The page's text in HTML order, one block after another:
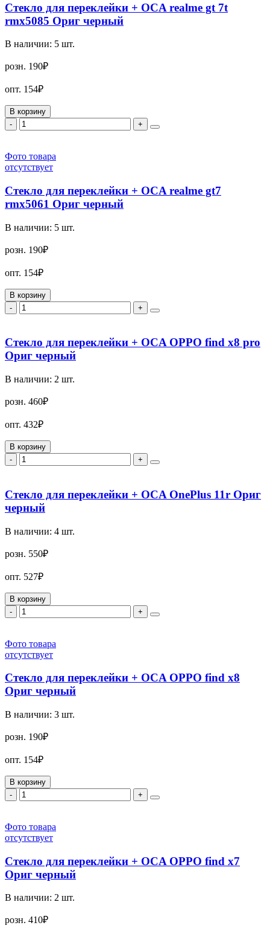
Стекло для переклейки + OCA realme gt 7t
rmx5085 Ориг черный
В наличии: 5 шт.
розн. 190₽
опт. 154₽
В корзину
-
+
Фото товара
отсутствует
Стекло для переклейки + OCA realme gt7
rmx5061 Ориг черный
В наличии: 5 шт.
розн. 190₽
опт. 154₽
В корзину
-
+
Стекло для переклейки + OCA OPPO find x8 pro
Ориг черный
В наличии: 2 шт.
розн. 460₽
опт. 432₽
В корзину
-
+
Стекло для переклейки + OCA OnePlus 11r Ориг
черный
В наличии: 4 шт.
розн. 550₽
опт. 527₽
В корзину
-
+
Фото товара
отсутствует
Стекло для переклейки + OCA OPPO find x8
Ориг черный
В наличии: 3 шт.
розн. 190₽
опт. 154₽
В корзину
-
+
Фото товара
отсутствует
Стекло для переклейки + OCA OPPO find x7
Ориг черный
В наличии: 2 шт.
розн. 410₽